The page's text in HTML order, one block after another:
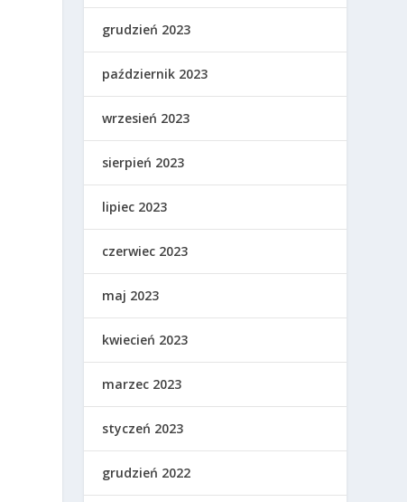
grudzień 2023
październik 2023
wrzesień 2023
sierpień 2023
lipiec 2023
czerwiec 2023
maj 2023
kwiecień 2023
marzec 2023
styczeń 2023
grudzień 2022